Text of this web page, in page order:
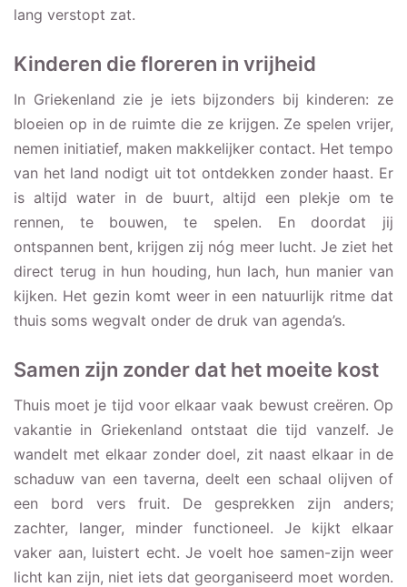
lang verstopt zat.
Kinderen die floreren in vrijheid
In Griekenland zie je iets bijzonders bij kinderen: ze
bloeien op in de ruimte die ze krijgen. Ze spelen vrijer,
nemen initiatief, maken makkelijker contact. Het tempo
van het land nodigt uit tot ontdekken zonder haast. Er
is altijd water in de buurt, altijd een plekje om te
rennen, te bouwen, te spelen. En doordat jij
ontspannen bent, krijgen zij nóg meer lucht. Je ziet het
direct terug in hun houding, hun lach, hun manier van
kijken. Het gezin komt weer in een natuurlijk ritme dat
thuis soms wegvalt onder de druk van agenda’s.
Samen zijn zonder dat het moeite kost
Thuis moet je tijd voor elkaar vaak bewust creëren. Op
vakantie in Griekenland ontstaat die tijd vanzelf. Je
wandelt met elkaar zonder doel, zit naast elkaar in de
schaduw van een taverna, deelt een schaal olijven of
een bord vers fruit. De gesprekken zijn anders;
zachter, langer, minder functioneel. Je kijkt elkaar
vaker aan, luistert echt. Je voelt hoe samen-zijn weer
licht kan zijn, niet iets dat georganiseerd moet worden.